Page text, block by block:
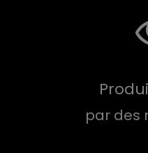
par des